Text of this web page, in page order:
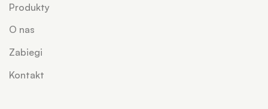
Produkty
O nas
Zabiegi
Kontakt